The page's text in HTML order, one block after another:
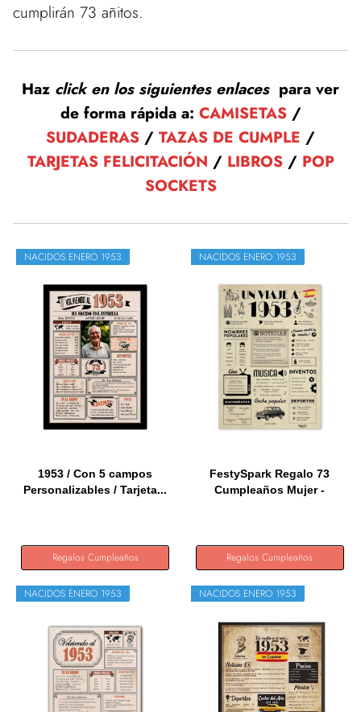
cumplirán 73 añitos.
Haz click en los siguientes enlaces para ver
de forma rápida a: CAMISETAS/
SUDADERAS / TAZAS DE CUMPLE /
TARJETAS FELICITACIÓN / LIBROS/ POP
SOCKETS
NACIDOS ENERO 1953
1953 / Con 5 campos
Personalizables / Tarjeta...
Regalos Cumpleaños
NACIDOS ENERO 1953
FestySpark Regalo 73
Cumpleaños Mujer -
Regalos Cumpleaños
NACIDOS ENERO 1953 NACIDOS ENERO 1953